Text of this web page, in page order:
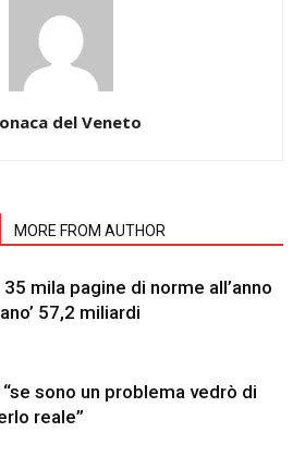
del Veneto
MORE FROM AUTHOR
35 mila pagine di norme all’anno
57,2 miliardi
“se sono un problema vedrò di
reale”